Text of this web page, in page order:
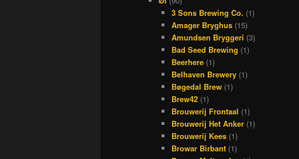
3 Sons Brewing Co. (1)
Amager Bryghus (15)
Amundsen Bryggeri (3)
Bad Seed Brewing (1)
Beerhere (1)
Belhaven Brewery (1)
Bøgedal Brew (1)
Brew42 (1)
Brouwerij Frontaal (1)
Brouwerij Het Anker (1)
Brouwerij Kees (1)
Browar Birbant (1)